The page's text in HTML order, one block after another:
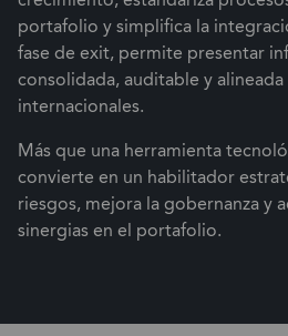
portafolio y simplifica la
fase de exit, permite presentar
consolidada, auditable y
internacionales.
Más que una herramienta
convierte en un habilitador
riesgos, mejora la gobernanza y
sinergias en el portafolio.